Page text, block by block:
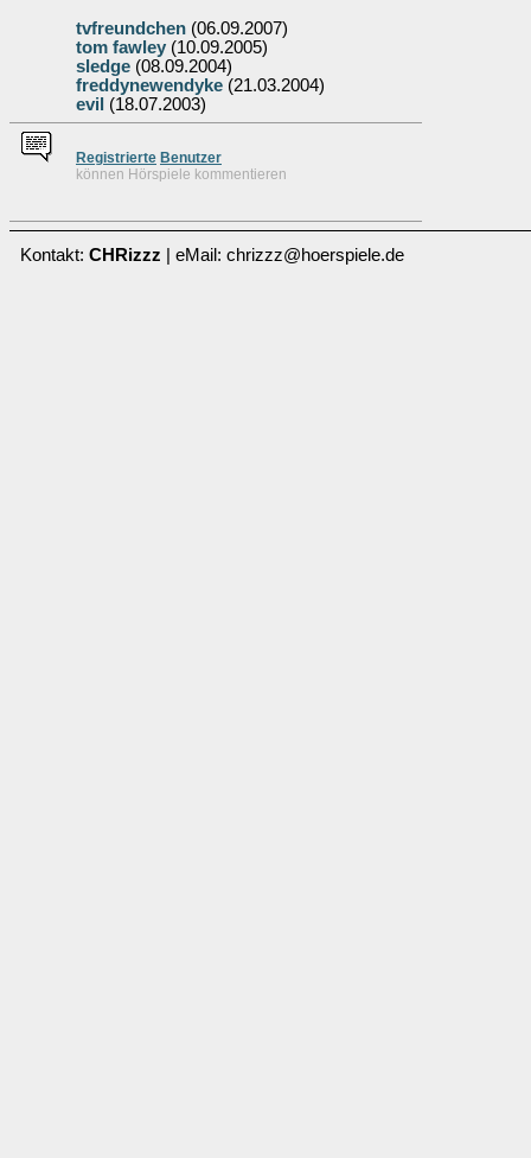
tvfreundchen (06.09.2007)
tom fawley (10.09.2005)
sledge (08.09.2004)
freddynewendyke (21.03.2004)
evil (18.07.2003)
Registrierte Benutzer
können Hörspiele kommentieren
Kontakt: CHRizzz | eMail: chrizzz@hoerspiele.de